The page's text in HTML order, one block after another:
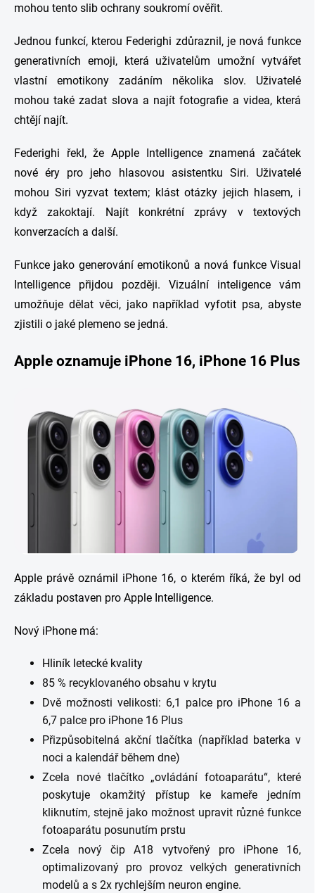
mohou tento slib ochrany soukromí ověřit.
Jednou funkcí, kterou Federighi zdůraznil, je nová funkce
generativních emoji, která uživatelům umožní vytvářet
vlastní emotikony zadáním několika slov. Uživatelé
mohou také zadat slova a najít fotografie a videa, která
chtějí najít.
Federighi řekl, že Apple Intelligence znamená začátek
nové éry pro jeho hlasovou asistentku Siri. Uživatelé
mohou Siri vyzvat textem; klást otázky jejich hlasem, i
když zakoktají. Najít konkrétní zprávy v textových
konverzacích a další.
Funkce jako generování emotikonů a nová funkce Visual
Intelligence přijdou později. Vizuální inteligence vám
umožňuje dělat věci, jako například vyfotit psa, abyste
zjistili o jaké plemeno se jedná.
Apple oznamuje iPhone 16, iPhone 16 Plus
Apple právě oznámil iPhone 16, o kterém říká, že byl od
základu postaven pro Apple Intelligence.
Nový iPhone má:
Hliník letecké kvality
85 % recyklovaného obsahu v krytu
Dvě možnosti velikosti: 6,1 palce pro iPhone 16 a
6,7 ​​palce pro iPhone 16 Plus
Přizpůsobitelná akční tlačítka (například baterka v
noci a kalendář během dne)
Zcela nové tlačítko „ovládání fotoaparátu“, které
poskytuje okamžitý přístup ke kameře jedním
kliknutím, stejně jako možnost upravit různé funkce
fotoaparátu posunutím prstu
Zcela nový čip A18 vytvořený pro iPhone 16,
optimalizovaný pro provoz velkých generativních
modelů a s 2x rychlejším neuron engine.